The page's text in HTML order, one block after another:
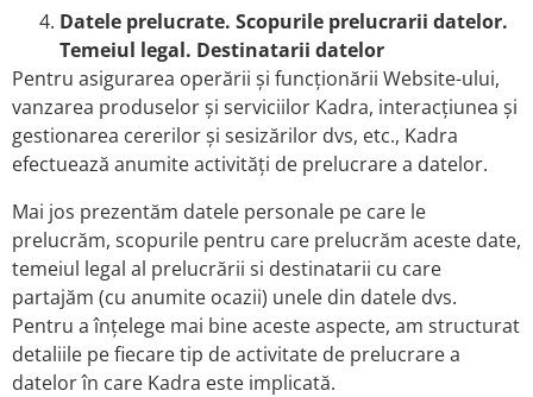
Datele prelucrate. Scopurile prelucrarii datelor.
Temeiul legal. Destinatarii datelor
Pentru asigurarea operării și funcționării Website-ului,
vanzarea produselor și serviciilor Kadra, interacțiunea și
gestionarea cererilor și sesizărilor dvs, etc., Kadra
efectuează anumite activități de prelucrare a datelor.
Mai jos prezentăm datele personale pe care le
prelucrăm, scopurile pentru care prelucrăm aceste date,
temeiul legal al prelucrării si destinatarii cu care
partajăm (cu anumite ocazii) unele din datele dvs.
Pentru a înțelege mai bine aceste aspecte, am structurat
detaliile pe fiecare tip de activitate de prelucrare a
datelor în care Kadra este implicată.